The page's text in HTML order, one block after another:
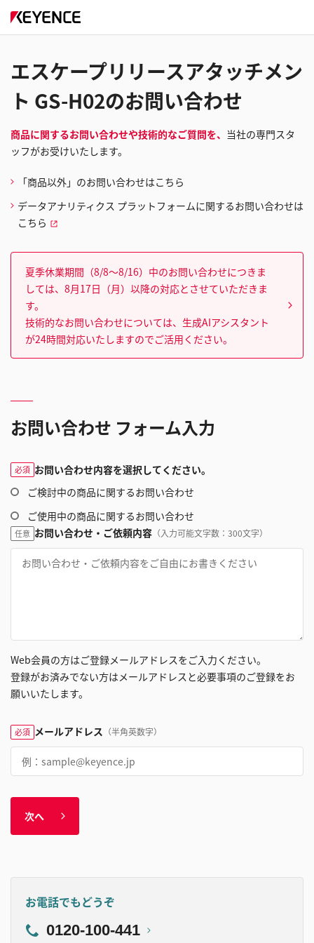
エスケープリリースアタッチメン
ト GS-H02のお問い合わせ
商品に関するお問い合わせや技術的なご質問を、 当社の専門スタ
ッフがお受けいたします。
「商品以外」のお問い合わせはこちら
データアナリティクス プラットフォームに関するお問い合わせは
こちら
夏季休業期間（8/8～8/16）中のお問い合わせにつきま
しては、8月17日（月）以降の対応とさせていただきま
す。
技術的なお問い合わせについては、生成AIアシスタント
が24時間対応いたしますのでご活用ください。
お問い合わせ フォーム入力
必須 お問い合わせ内容を選択してください。
ご検討中の商品に関するお問い合わせ
ご使用中の商品に関するお問い合わせ
任意 お問い合わせ・ご依頼内容 （入力可能文字数：300文字）
Web会員の方はご登録メールアドレスをご入力ください。
登録がお済みでない方はメールアドレスと必要事項のご登録をお
願いいたします。
必須 メールアドレス （半角英数字）
次へ
お電話でもどうぞ
0120-100-441